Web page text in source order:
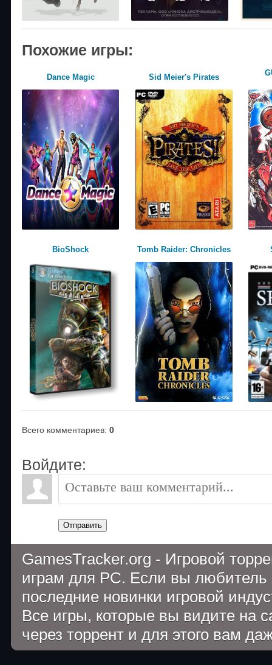
Похожие игры:
Dance Magic Sid Meier's Pirates
BioShock Tomb Raider: Chronicles
Всего комментариев: 0
Войдите:
Отправить
GamesTracker.org - Игровой
играм для PC. Если вы
последние новинки игровой
Все игры, которые вы видите на
через торрент и для этого вам